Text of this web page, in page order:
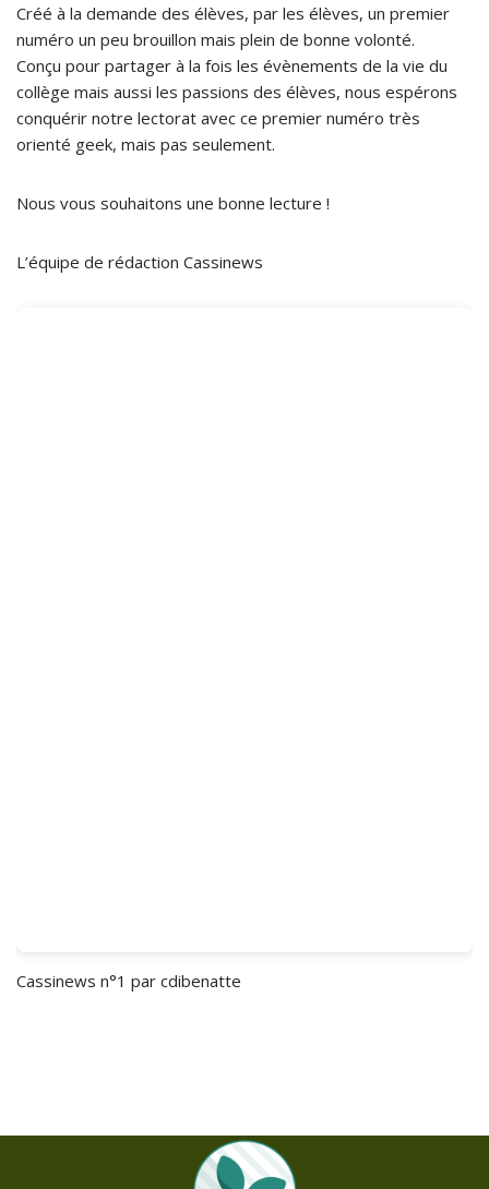
Créé à la demande des élèves, par les élèves, un premier
numéro un peu brouillon mais plein de bonne volonté.
Conçu pour partager à la fois les évènements de la vie du
collège mais aussi les passions des élèves, nous espérons
conquérir notre lectorat avec ce premier numéro très
orienté geek, mais pas seulement.
Nous vous souhaitons une bonne lecture !
L’équipe de rédaction Cassinews
Cassinews n°1 par cdibenatte